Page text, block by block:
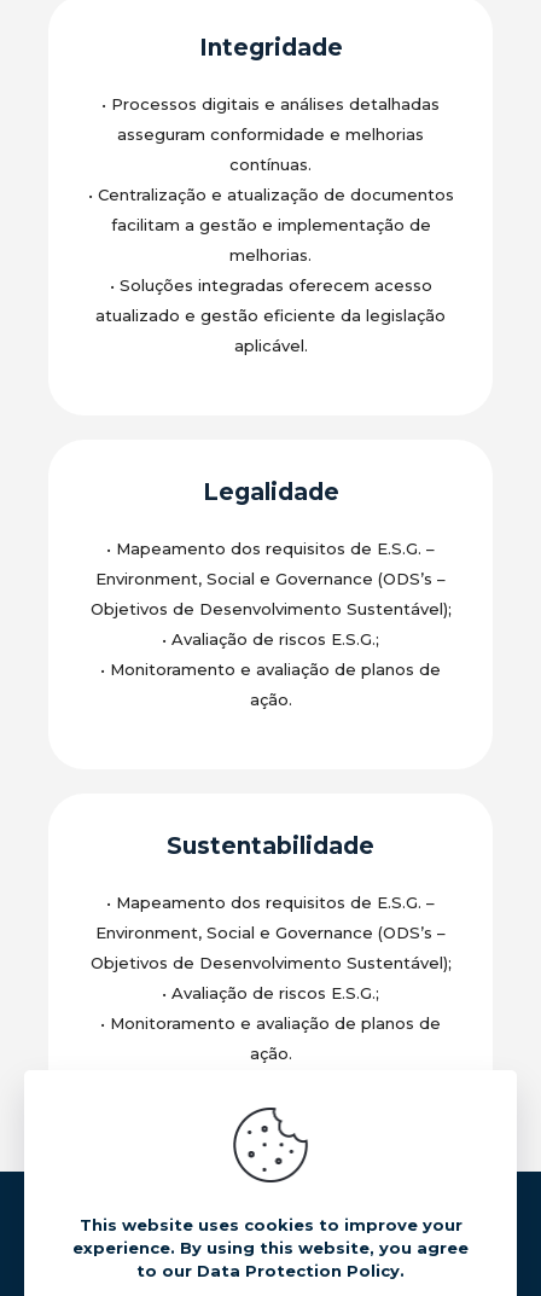
Integridade
• Processos digitais e análises detalhadas
asseguram conformidade e melhorias
contínuas.
• Centralização e atualização de documentos
facilitam a gestão e implementação de
melhorias.
• Soluções integradas oferecem acesso
atualizado e gestão eficiente da legislação
aplicável.
Legalidade
• Mapeamento dos requisitos de E.S.G. –
Environment, Social e Governance (ODS’s –
Objetivos de Desenvolvimento Sustentável);
• Avaliação de riscos E.S.G.;
• Monitoramento e avaliação de planos de
ação.
Sustentabilidade
• Mapeamento dos requisitos de E.S.G. –
Environment, Social e Governance (ODS’s –
Objetivos de Desenvolvimento Sustentável);
• Avaliação de riscos E.S.G.;
• Monitoramento e avaliação de planos de
ação.
Proibida a reprodução de conteúdo deste site sem
prévia autorização
This website uses cookies to improve your
experience. By using this website, you agree
to our Data Protection Policy.